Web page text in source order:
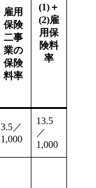
(1)＋
(2)雇
用保
険料
率
雇用
保険
二事
業の
保険
料率
3.5／
1,000
13.5
／
1,000